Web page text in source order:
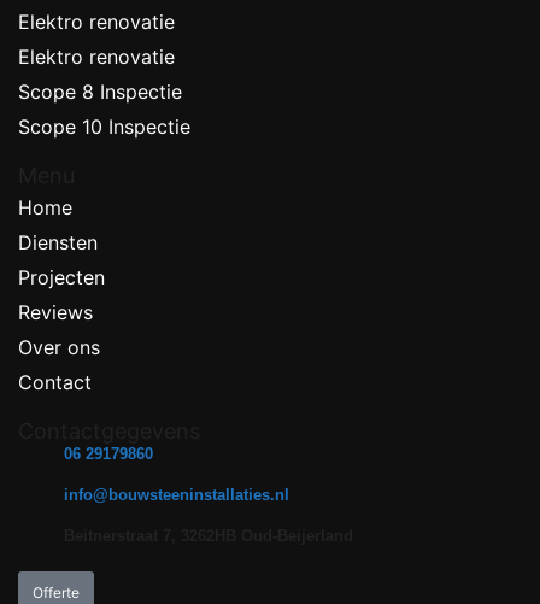
Elektro renovatie
Elektro renovatie
Scope 8 Inspectie
Scope 10 Inspectie
Home
Diensten
Projecten
Reviews
Over ons
Contact
06 29179860
info@bouwsteeninstallaties.nl
Offerte